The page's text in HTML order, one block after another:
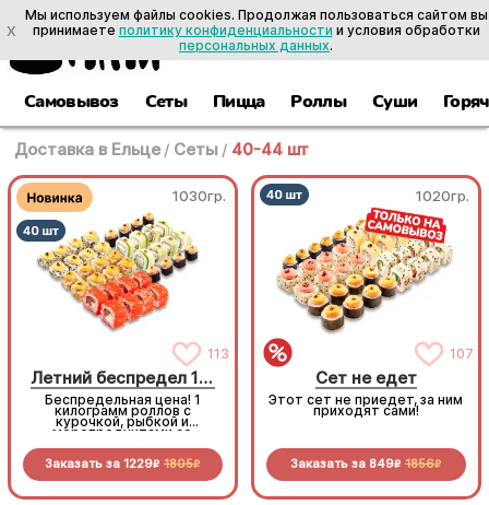
Самовывоз Сеты Пицца Роллы Суши
Доставка в Ельце / Сеты / 40-44 шт
1030гр.
113
Летний беспредел 1 кг
Беспредельная цена! 1
килограмм роллов с
курочкой, рыбкой и
морепродуктами со
вас!
Заказать за 1229R 1805R
1020гр.
107
Сет не едет
Этот сет не приедет, за ним
приходят сами!
Заказать за 849R 1856R
X
Мы используем файлы cookies. Продолжая пользоваться сайтом вы
принимаете политику конфиденциальности и условия обработки
персональных данных.